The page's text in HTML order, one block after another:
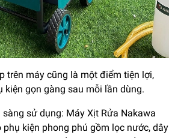
trên máy cũng là một điểm tiện lợi,
kiện gọn gàng sau mỗi lần dùng.
sử dụng: Máy Xịt Rửa Nakawa
kiện phong phú gồm lọc nước, dây